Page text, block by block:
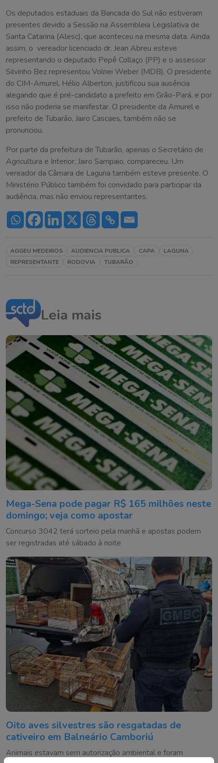
Os deputados estaduais da Bancada do Sul não estiveram
presentes devido a Sessão na Assembleia Legislativa de
Santa Catarina (Alesc), que aconteceu na mesma data. Ainda
assim, o vereador licenciado dr. Jean Abreu esteve
representando o deputado Pepê Collaço (PP) e o assessor
Silvinho Bez representou Volnei Weber (MDB). O presidente
do CIM-Amurel, Hélio Alberton, justificou sua ausência
alegando que é pré-candidato a prefeito em Grão-Pará, e por
isso não poderia se manifestar. O presidente da Amurel e
prefeito de Tubarão, Jairo Cascaes, também não se
pronunciou.
Por parte da prefeitura de Tubarão, apenas o Secretário de
Agricultura e Interior, Jairo Sampaio, compareceu. Um
vereador da Câmara de Laguna também esteve presente. O
Ministério Público também foi convidado para participar da
audiência, mas não enviou representantes.
AGGEU MEDEIROS AUDIENCIA PUBLICA CAPA
LAGUNA
REPRESENTANTE
RODOVIA TUBARÃO
Leia mais
Mega-Sena pode pagar R$ 165 milhões neste
domingo; veja como apostar
Concurso 3042 terá sorteio pela manhã e apostas podem
ser registradas até sábado à noite
Oito aves silvestres são resgatadas de
cativeiro em Balneário Camboriú
Animais estavam sem autorização ambiental e foram